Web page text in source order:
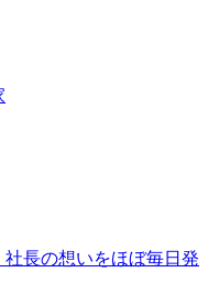
長の想いをほぼ毎日発